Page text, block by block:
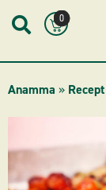
Skip
0
Anamma » Recept